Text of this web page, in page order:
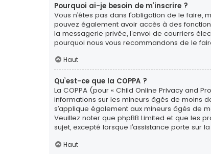
Pourquoi ai-je besoin de m’inscrire ?
Vous n’êtes pas dans l’obligation de le faire,
pouvez également avoir accès à des
la messagerie privée, l’envoi de courriers
pourquoi nous vous recommandons de le
Haut
Qu’est-ce que la COPPA ?
La COPPA (pour « Child Online Privacy and
informations sur les mineurs âgés de moins
s’applique également aux mineurs âgés de
Veuillez noter que phpBB Limited et que les
sujet, excepté lorsque l’assistance porte sur
Haut